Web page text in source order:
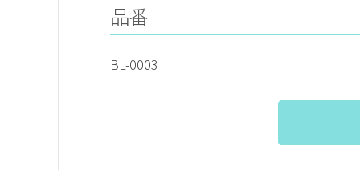
品番
BL-0003